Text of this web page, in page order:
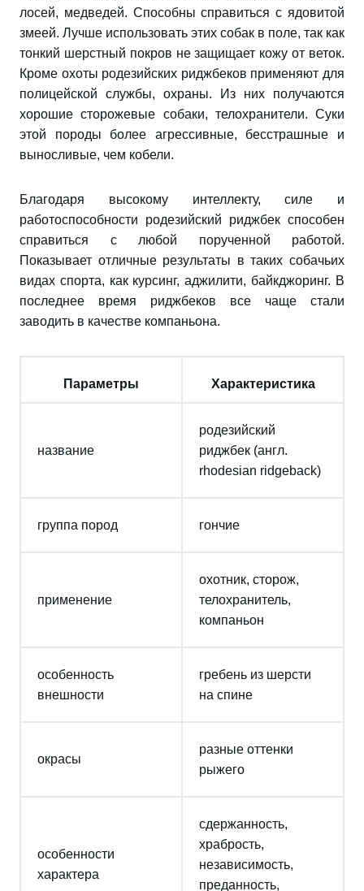
лосей, медведей. Способны справиться с ядовитой
змеей. Лучше использовать этих собак в поле, так как
тонкий шерстный покров не защищает кожу от веток.
Кроме охоты родезийских риджбеков применяют для
полицейской службы, охраны. Из них получаются
хорошие сторожевые собаки, телохранители. Суки
этой породы более агрессивные, бесстрашные и
выносливые, чем кобели.
Благодаря высокому интеллекту, силе и
работоспособности родезийский риджбек способен
справиться с любой порученной работой.
Показывает отличные результаты в таких собачьих
видах спорта, как курсинг, аджилити, байкджоринг. В
последнее время риджбеков все чаще стали
заводить в качестве компаньона.
Параметры Характеристика
название
родезийский
риджбек (англ.
rhodesian ridgeback)
группа пород гончие
применение
охотник, сторож,
телохранитель,
компаньон
особенность
внешности
гребень из шерсти
на спине
окрасы
разные оттенки
рыжего
особенности
характера
сдержанность,
храбрость,
независимость,
преданность,